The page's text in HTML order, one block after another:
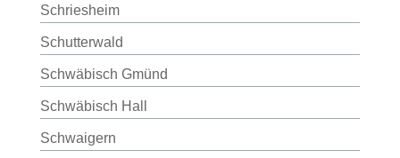
Schriesheim
Schutterwald
Schwäbisch Gmünd
Schwäbisch Hall
Schwaigern